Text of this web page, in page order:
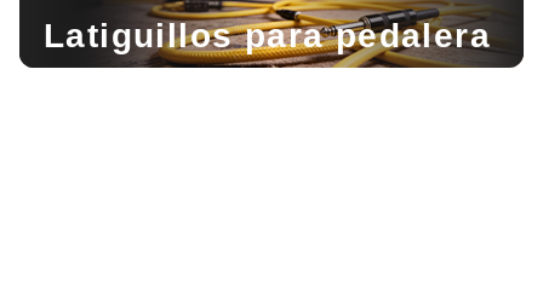
Latiguillos para pedalera